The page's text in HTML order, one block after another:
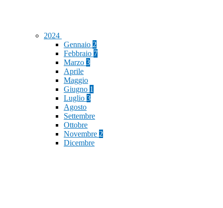
2024
Gennaio 2
Febbraio 7
Marzo 3
Aprile
Maggio
Giugno 1
Luglio 3
Agosto
Settembre
Ottobre
Novembre 2
Dicembre